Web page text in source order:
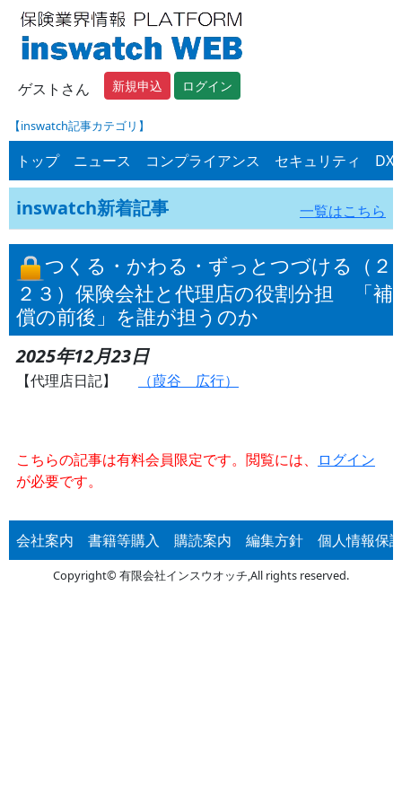
ゲストさん 新規申込 ログイン
【inswatch記事カテゴリ】
トップ ニュース コンプライアンス セキュリティ DX
inswatch新着記事 一覧はこちら
つくる・かわる・ずっとつづける（２
２３）保険会社と代理店の役割分担 「補
償の前後」を誰が担うのか
2025年12月23日
【代理店日記】 （葭谷 広行）
こちらの記事は有料会員限定です。閲覧には、
ログイン
が必要です。
会社案内 書籍等購入 購読案内 編集方針 個人情報保
Copyright© 有限会社インスウオッチ,All rights reserved.